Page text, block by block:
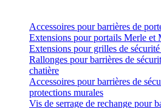
Accessoires pour barrières de
Extensions pour portails Merle et
Extensions pour grilles de
Rallonges pour barrières de
chatière
Accessoires pour barrières de
protections murales
Vis de serrage de rechange pour